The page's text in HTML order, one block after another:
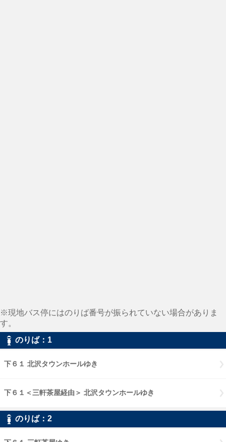
※現地バス停にはのりば番号が振られていない場合がありま
す。
のりば：1
下６１ 北沢タウンホールゆき
下６１＜三軒茶屋経由＞ 北沢タウンホールゆき
のりば：2